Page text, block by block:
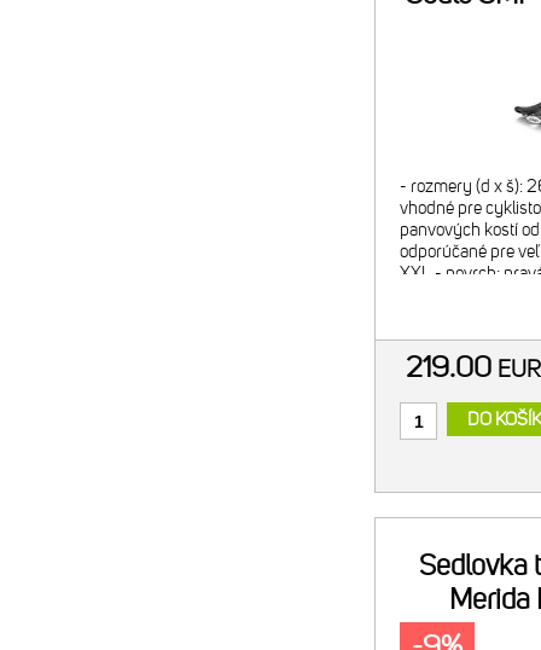
- rozmery (d x š):
vhodné pre
panvových kostí
odporúčané pre
XXL - povrch:
219.00
DO
Sedlovka
Merida
30.9mm